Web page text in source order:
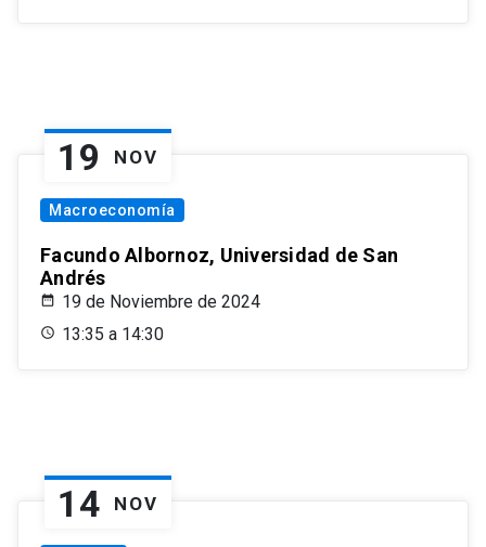
19 NOV
Macroeconomía
Facundo Albornoz, Universidad de San
Andrés
19 de Noviembre de 2024
13:35 a 14:30
14 NOV